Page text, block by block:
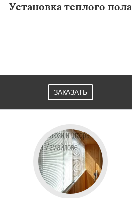
Установка теплого пола
ЗАКАЗАТЬ